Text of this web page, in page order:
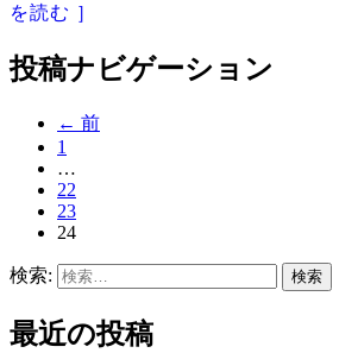
を読む ］
投稿ナビゲーション
← 前
1
…
22
23
24
検索:
最近の投稿